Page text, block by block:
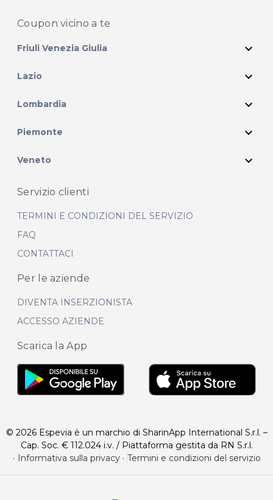
Coupon vicino a te
Friuli Venezia Giulia expand_more
Lazio expand_more
Lombardia expand_more
Piemonte expand_more
Veneto expand_more
Servizio clienti
TERMINI E CONDIZIONI DEL SERVIZIO
FAQ
CONTATTACI
Per le aziende
DIVENTA INSERZIONISTA
ACCESSO AZIENDE
Scarica la App
© 2026 Espevia è un marchio di SharinApp International S.r.l. –
Cap. Soc. € 112.024 i.v. / Piattaforma gestita da RN S.r.l.
· Informativa sulla privacy· Termini e condizioni del servizio